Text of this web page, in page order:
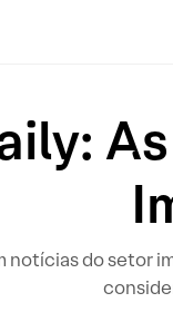
notícias do setor